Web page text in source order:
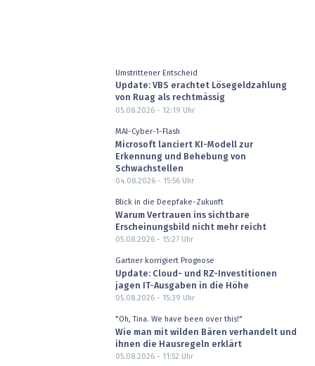
Umstrittener Entscheid
Update: VBS erachtet Lösegeldzahlung
von Ruag als rechtmässig
05.08.2026 - 12:19 Uhr
MAI-Cyber-1-Flash
Microsoft lanciert KI-Modell zur
Erkennung und Behebung von
Schwachstellen
04.08.2026 - 15:56Uhr
Blick in die Deepfake-Zukunft
Warum Vertrauen ins sichtbare
Erscheinungsbild nicht mehr reicht
05.08.2026 - 15:27Uhr
Gartner korrigiert Prognose
Update: Cloud- und RZ-Investitionen
jagen IT-Ausgaben in die Höhe
05.08.2026 - 15:39 Uhr
"Oh, Tina. We have been over this!"
Wie man mit wilden Bären verhandelt und
ihnen die Hausregeln erklärt
05.08.2026 - 11:52 Uhr